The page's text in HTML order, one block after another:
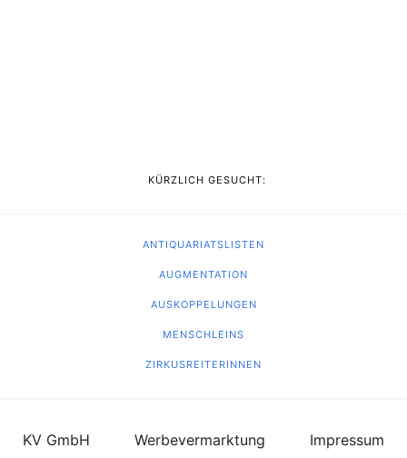
KÜRZLICH GESUCHT:
ANTIQUARIATSLISTEN
AUGMENTATION
AUSKOPPELUNGEN
MENSCHLEINS
ZIRKUSREITERINNEN
KV GmbH Werbevermarktung Impressum